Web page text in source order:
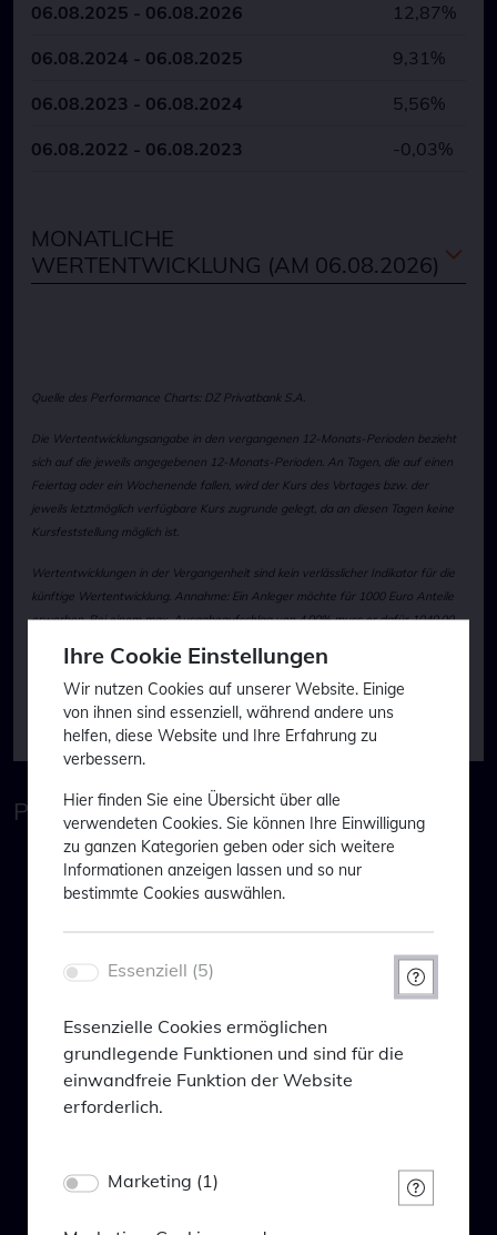
06.08.2025 - 06.08.2026 12,87%
06.08.2024 - 06.08.2025 9,31%
06.08.2023 - 06.08.2024 5,56%
06.08.2022 - 06.08.2023 -0,03%
MONATLICHE
WERTENTWICKLUNG (AM 06.08.2026)
Quelle des Performance Charts: DZ Privatbank S.A.
Die Wertentwicklungsangabe in den vergangenen 12-Monats-Perioden bezieht
sich auf die jeweils angegebenen 12-Monats-Perioden. An Tagen, die auf einen
Feiertag oder ein Wochenende fallen, wird der Kurs des Vortages bzw. der
jeweils letztmöglich verfügbare Kurs zugrunde gelegt, da an diesen Tagen keine
Kursfeststellung möglich ist.
Wertentwicklungen in der Vergangenheit sind kein verlässlicher Indikator für die
künftige Wertentwicklung. Annahme: Ein Anleger möchte für 1000 Euro Anteile
erwerben. Bei einem max. Ausgabeaufschlag von 4,00% muss er dafür 1040,00
auf Fondsebene anfallenden Kosten, die Nettowertentwicklung zusätzlich den
Ausgabeaufschlag; weitere Kosten können auf Anlegerebene anfallen (z.B.
Depotkosten). Da der Ausgabeaufschlag nur im 1. Jahr anfällt unterscheidet sich
die Darstellung brutto/netto nur in diesem Jahr.
PORTFOLIO
PORTFOLIOSTRUKTUR
Aktien
Equities Europe
Equities USA 28,49%
Equities EM
Willkommen bei BlackPoint
Welcome to BlackPoint Asset
Management
Um Ihnen maßgeschneiderte
Informationen anzeigen zu können,
bitten wir Sie Folgendes einzugeben:
In order to be able to show you tailor-
the following:
Ihre Cookie Einstellungen
Wir nutzen Cookies auf unserer Website. Einige
von ihnen sind essenziell, während andere uns
helfen, diese Website und Ihre Erfahrung zu
verbessern.
Hier finden Sie eine Übersicht über alle
verwendeten Cookies. Sie können Ihre Einwilligung
zu ganzen Kategorien geben oder sich weitere
Informationen anzeigen lassen und so nur
bestimmte Cookies auswählen.
Essenziell (5)
Essenzielle Cookies ermöglichen
grundlegende Funktionen und sind für die
einwandfreie Funktion der Website
erforderlich.
PHPSESSIDMarketing (1)